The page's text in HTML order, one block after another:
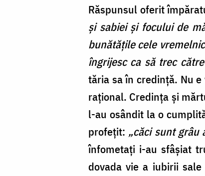
Răspunsul oferit
și sabiei și focului de
bunătățile cele
îngrijesc ca să trec
tăria sa în credință. Nu
rațional. Credința și
l-au osândit la o
profețit: „căci sunt grâu
înfometați i-au sfâșiat
dovada vie a iubirii